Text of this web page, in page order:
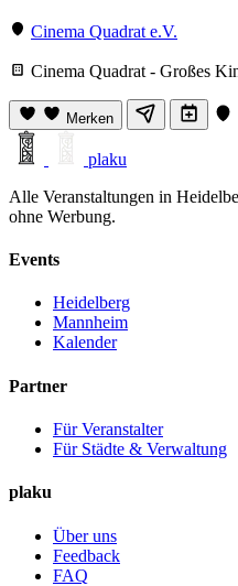
Cinema Quadrat e.V.
Cinema Quadrat - Großes
Merken
plaku
Alle Veranstaltungen in
ohne Werbung.
Events
Heidelberg
Mannheim
Kalender
Partner
Für Veranstalter
Für Städte & Verwaltung
plaku
Über uns
Feedback
FAQ